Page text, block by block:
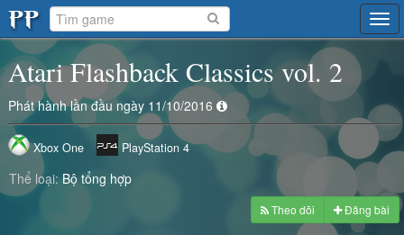
Atari Flashback Classics vol. 2
Phát hành lần đầu ngày 11/10/2016
Xbox One PlayStation 4
Thể loại: Bộ tổng hợp
Theo dõi Đăng bài